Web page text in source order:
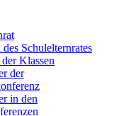
des Schulelternrates
Klassen
der
in den